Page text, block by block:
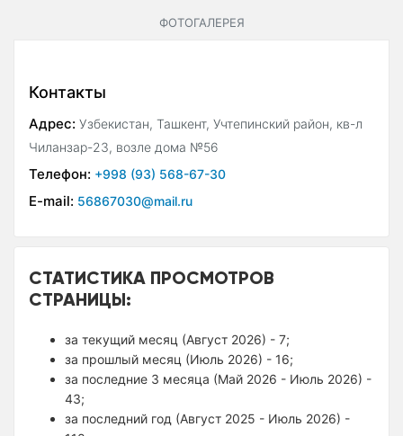
ФОТОГАЛЕРЕЯ
Контакты
Адрес: Узбекистан, Ташкент, Учтепинский район, кв-л
Чиланзар-23, возле дома №56
Телефон: +998 (93) 568-67-30
E-mail: 56867030@mail.ru
СТАТИСТИКА ПРОСМОТРОВ
СТРАНИЦЫ:
за текущий месяц (Август 2026) - 7;
за прошлый месяц (Июль 2026) - 16;
за последние 3 месяца (Май 2026 - Июль 2026) -
43;
за последний год (Август 2025 - Июль 2026) -